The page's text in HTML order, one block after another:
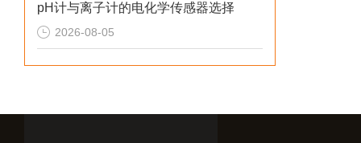
pH计与离子计的电化学传感器选择
2026-08-05